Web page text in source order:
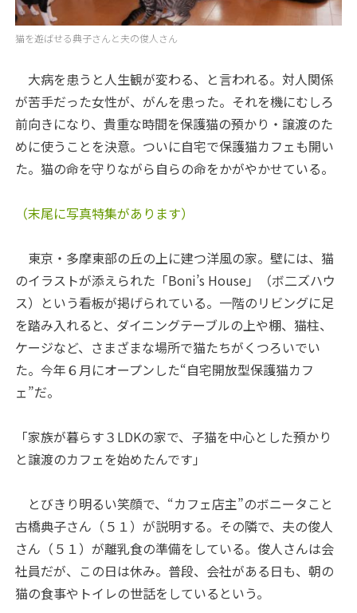
猫を遊ばせる典子さんと夫の俊人さん
大病を患うと人生観が変わる、と言われる。対人関係
が苦手だった女性が、がんを患った。それを機にむしろ
前向きになり、貴重な時間を保護猫の預かり・譲渡のた
めに使うことを決意。ついに自宅で保護猫カフェも開い
た。猫の命を守りながら自らの命をかがやかせている。
（末尾に写真特集があります）
東京・多摩東部の丘の上に建つ洋風の家。壁には、猫
のイラストが添えられた「Boni’s House」（ボ二ズハウ
ス）という看板が掲げられている。一階のリビングに足
を踏み入れると、ダイニングテーブルの上や棚、猫柱、
ケージなど、さまざまな場所で猫たちがくつろいでい
た。今年６月にオープンした“自宅開放型保護猫カフ
ェ”だ。
「家族が暮らす３LDKの家で、子猫を中心とした預かり
と譲渡のカフェを始めたんです」
とびきり明るい笑顔で、“カフェ店主”のボニータこと
古橋典子さん（５１）が説明する。その隣で、夫の俊人
さん（５１）が離乳食の準備をしている。俊人さんは会
社員だが、この日は休み。普段、会社がある日も、朝の
猫の食事やトイレの世話をしているという。